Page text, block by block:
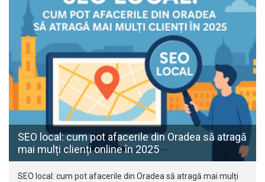
SEO local: cum pot afacerile din Oradea să atragă
mai mulți clienți online în 2025
SEO local: cum pot afacerile din Oradea să atragă mai mulți